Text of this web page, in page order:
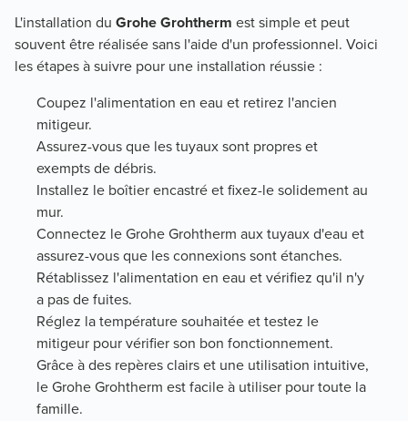
L'installation du Grohe Grohtherm est simple et peut
souvent être réalisée sans l'aide d'un professionnel. Voici
les étapes à suivre pour une installation réussie :
Coupez l'alimentation en eau et retirez l'ancien
mitigeur.
Assurez-vous que les tuyaux sont propres et
exempts de débris.
Installez le boîtier encastré et fixez-le solidement au
mur.
Connectez le Grohe Grohtherm aux tuyaux d'eau et
assurez-vous que les connexions sont étanches.
Rétablissez l'alimentation en eau et vérifiez qu'il n'y
a pas de fuites.
Réglez la température souhaitée et testez le
mitigeur pour vérifier son bon fonctionnement.
Grâce à des repères clairs et une utilisation intuitive,
le Grohe Grohtherm est facile à utiliser pour toute la
famille.